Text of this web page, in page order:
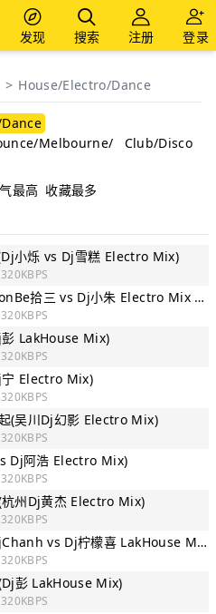
发现 搜索 注册 登录
> House/Electro/Dance
Melbourne/
Club/Disco
最高 收藏最多
小烁 vs Dj雪糕 Electro Mix)
320KBPS
嘉欣 听风的歌(肇庆GonBe拾三 vs Dj小朱 Electro Mix 粤语)
320KBPS
LakHouse Mix)
320KBPS
宁 Electro Mix)
320KBPS
(吴川Dj幻影 Electro Mix)
320KBPS
Dj阿浩 Electro Mix)
320KBPS
州Dj黄杰 Electro Mix)
320KBPS
邓岳章 天还那么蓝(DjChanh vs Dj柠檬喜 LakHouse Mix)
320KBPS
彭 LakHouse Mix)
320KBPS